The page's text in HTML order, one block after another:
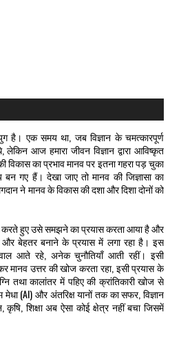
एक समय था, जब विज्ञान के चमत्कारपूर्ण
आज हमारा जीवन विज्ञान द्वारा आविष्कृत
विकास का प्रभाव मानव पर इतना गहरा पड़ चुका
बन गए हैं। देखा जाए तो मानव की जिज्ञासा का
ने मानव के विकास की दशा और दिशा दोनों को
करते हुए उसे समझने का प्रयास करता आया है और
और बेहतर बनाने के प्रयास में लगा रहा है। इस
आते रहे, अनेक चुनौतियाँ आती रहीं। इसी
मानव उत्तर की खोज करता रहा, इसी प्रयास के
तथा कालांतर में पहिए की क्रांतिकारी खोज से
(AI) और अंतरिक्ष यानों तक का सफर, विज्ञान
शिक्षा अब ऐसा कोई क्षेत्र नहीं बचा जिसमें